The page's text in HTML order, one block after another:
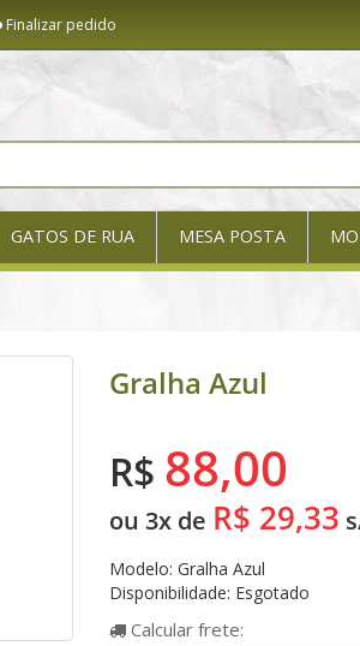
Finalizar pedido
GATOS DE RUA MESA POSTA
Gralha Azul
R$ 88,00
ou 3x de R$ 29,33
Modelo: Gralha Azul
Disponibilidade: Esgotado
Calcular frete: